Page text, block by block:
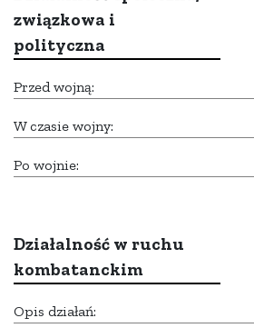
związkowa i
polityczna
Przed wojną:
W czasie wojny:
Po wojnie:
Działalność w ruchu
kombatanckim
Opis działań: